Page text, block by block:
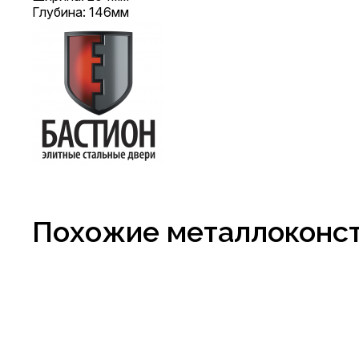
Глубина: 146мм
Похожие